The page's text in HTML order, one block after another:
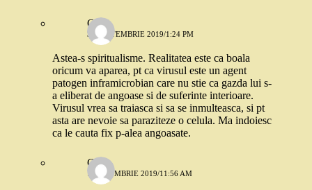
Oana
30 SEPTEMBRIE 2019/1:24 PM
Astea-s spiritualisme. Realitatea este ca boala
oricum va aparea, pt ca virusul este un agent
patogen inframicrobian care nu stie ca gazda lui s-
a eliberat de angoase si de suferinte interioare.
Virusul vrea sa traiasca si sa se inmulteasca, si pt
asta are nevoie sa paraziteze o celula. Ma indoiesc
ca le cauta fix p-alea angoasate.
C
1 OCTOMBRIE 2019/11:56 AM